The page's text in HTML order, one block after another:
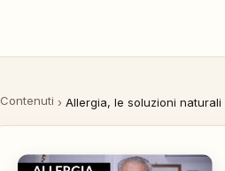
Contenuti › Allergia, le soluzioni naturali